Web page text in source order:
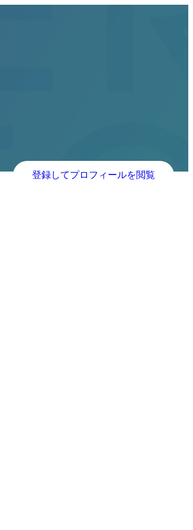
登録してプロフィールを閲覧